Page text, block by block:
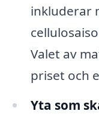
inkluderar
Valet av
priset och
Yta som